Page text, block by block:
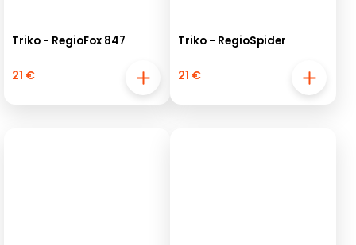
Triko - RegioFox 847
21 €
Triko - RegioSpider
21 €